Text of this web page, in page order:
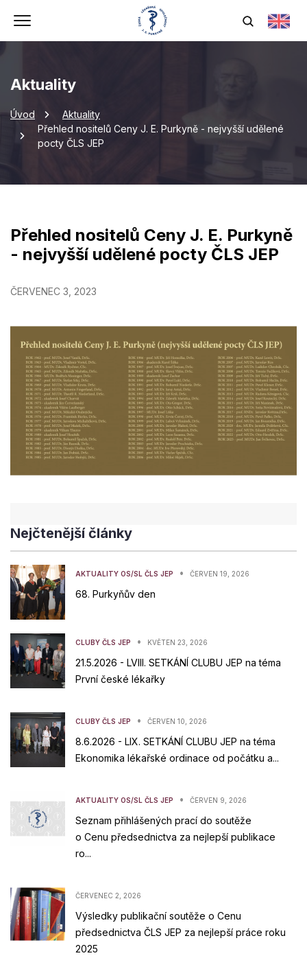
Aktuality
Úvod
Aktuality
Přehled nositelů Ceny J. E. Purkyně - nejvyšší udělené
pocty ČLS JEP
Přehled nositelů Ceny J. E. Purkyně
- nejvyšší udělené pocty ČLS JEP
ČERVENEC 3, 2023
Nejčtenější články
AKTUALITY OS/SL ČLS JEP • ČERVEN 19, 2026
68. Purkyňův den
CLUBY ČLS JEP • KVĚTEN 23, 2026
21.5.2026 - LVIII. SETKÁNÍ CLUBU JEP na téma
První české lékařky
CLUBY ČLS JEP • ČERVEN 10, 2026
8.6.2026 - LIX. SETKÁNÍ CLUBU JEP na téma
Ekonomika lékařské ordinace od počátku a...
AKTUALITY OS/SL ČLS JEP • ČERVEN 9, 2026
Seznam přihlášených prací do soutěže
o Cenu předsednictva za nejlepší publikace
ro...
ČERVENEC 2, 2026
Výsledky publikační soutěže o Cenu
předsednictva ČLS JEP za nejlepší práce roku
2025